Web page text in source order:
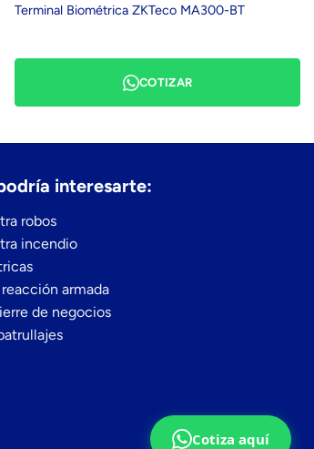
Terminal Biométrica ZKTeco MA300-BT
COTIZAR
interesarte:
robos
incendio
armada
de negocios
Cotiza aquí